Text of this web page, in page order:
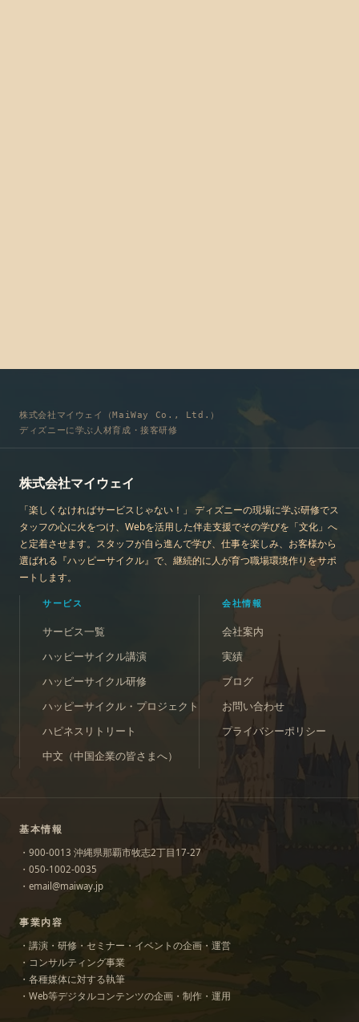
株式会社マイウェイ（MaiWay Co., Ltd.）
ディズニーに学ぶ人材育成・接客研修
株式会社マイウェイ
「楽しくなければサービスじゃない！」 ディズニーの現場に学ぶ研修でス
タッフの心に火をつけ、Webを活用した伴走支援でその学びを「文化」へ
と定着させます。スタッフが自ら進んで学び、仕事を楽しみ、お客様から
選ばれる『ハッピーサイクル』で、継続的に人が育つ職場環境作りをサポ
ートします。
サービス
サービス一覧
ハッピーサイクル講演
ハッピーサイクル研修
ハッピーサイクル・プロジェクト
ハピネスリトリート
中文（中国企業の皆さまへ）
会社情報
会社案内
実績
ブログ
お問い合わせ
プライバシーポリシー
基本情報
・900-0013 沖縄県那覇市牧志2丁目17-27
・050-1002-0035
・email@maiway.jp
事業内容
・講演・研修・セミナー・イベントの企画・運営
・コンサルティング事業
・各種媒体に対する執筆
・Web等デジタルコンテンツの企画・制作・運用